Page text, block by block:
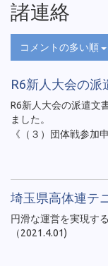
諸連絡
コメントの多い順
R6新人大会の派
R6新人大会の派遣文
ました。
《（３）団体戦参加
埼玉県高体連テ
円滑な運営を実現す
（2021.4.01)